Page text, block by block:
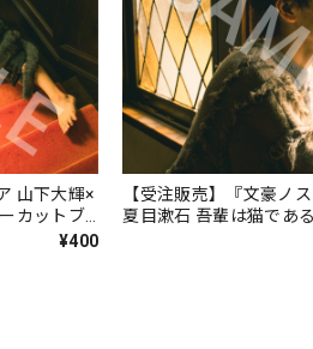
山下大輝×
カットブ
¥400
【受注販売】『文豪ノ
夏目漱石 吾輩は猫であ